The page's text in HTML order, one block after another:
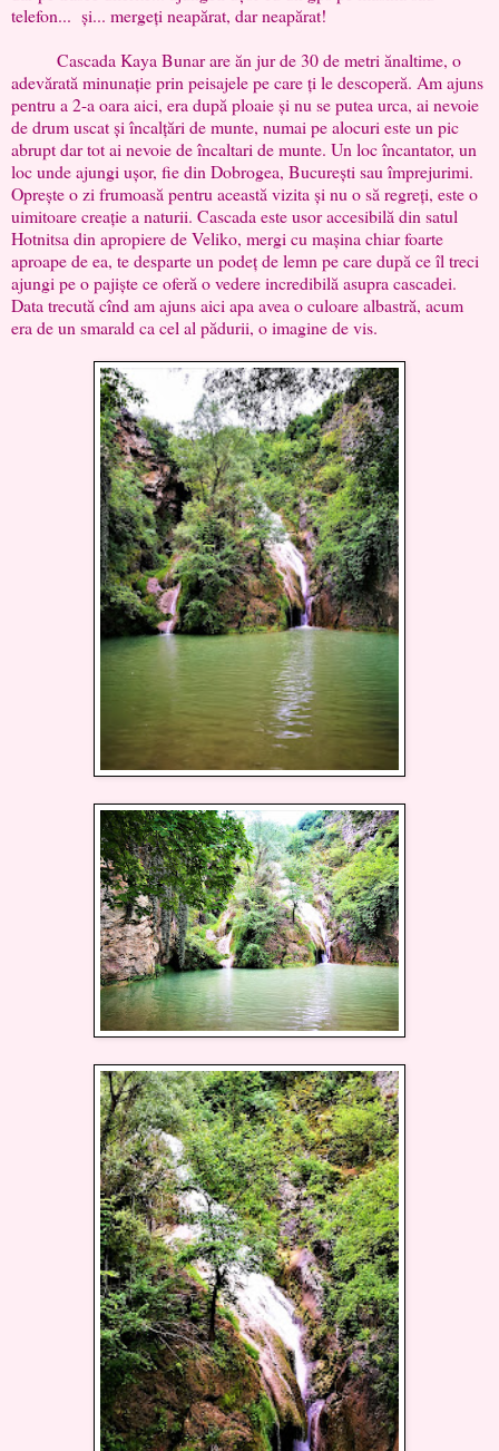
telefon... și... mergeți neapărat, dar neapărat!
Cascada Kaya Bunar are ăn jur de 30 de metri ănaltime, o
adevărată minunație prin peisajele pe care ți le descoperă. Am ajuns
pentru a 2-a oara aici, era după ploaie și nu se putea urca, ai nevoie
de drum uscat și încalțări de munte, numai pe alocuri este un pic
abrupt dar tot ai nevoie de încaltari de munte. Un loc încantator, un
loc unde ajungi ușor, fie din Dobrogea, București sau împrejurimi.
Oprește o zi frumoasă pentru această vizita și nu o să regreți, este o
uimitoare creație a naturii. Cascada este usor accesibilă din satul
Hotnitsa din apropiere de Veliko, mergi cu mașina chiar foarte
aproape de ea, te desparte un podeț de lemn pe care după ce îl treci
ajungi pe o pajiște ce oferă o vedere incredibilă asupra cascadei.
Data trecută cînd am ajuns aici apa avea o culoare albastră, acum
era de un smarald ca cel al pădurii, o imagine de vis.